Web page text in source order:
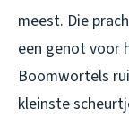
meest. Die
een genot voor
Boomwortels
kleinste